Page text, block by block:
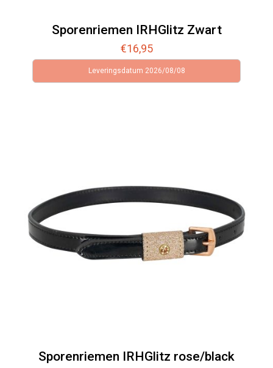
Sporenriemen IRHGlitz Zwart
€16,95
Leveringsdatum 2026/08/08
Sporenriemen IRHGlitz rose/black